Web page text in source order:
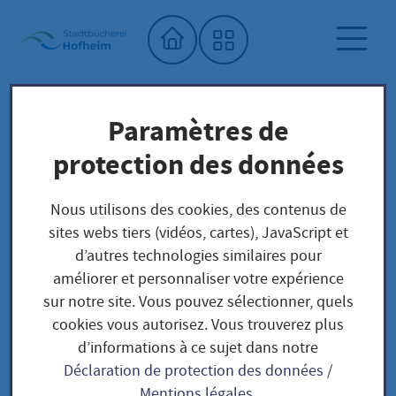
Accueil"
Bibliothèque municipale
Bibliothèque de semences
Unser Saatgut: Aussaat - Ernte -
Samengewinnung
Kräuter und Blumen
BLUMEN
Ancolie / Aquilegia
Ancolie / Aquilegia
Paramètres de
protection des données
Nous utilisons des cookies, des contenus de
sites webs tiers (vidéos, cartes), JavaScript et
d’autres technologies similaires pour
améliorer et personnaliser votre expérience
sur notre site. Vous pouvez sélectionner, quels
cookies vous autorisez. Vous trouverez plus
d’informations à ce sujet dans notre
Déclaration de protection des données /